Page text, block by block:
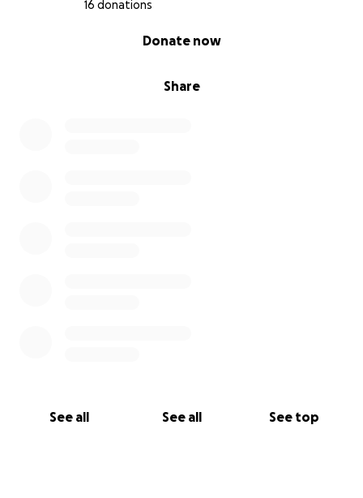
16 donations
Share
Donate now
See all See all See top